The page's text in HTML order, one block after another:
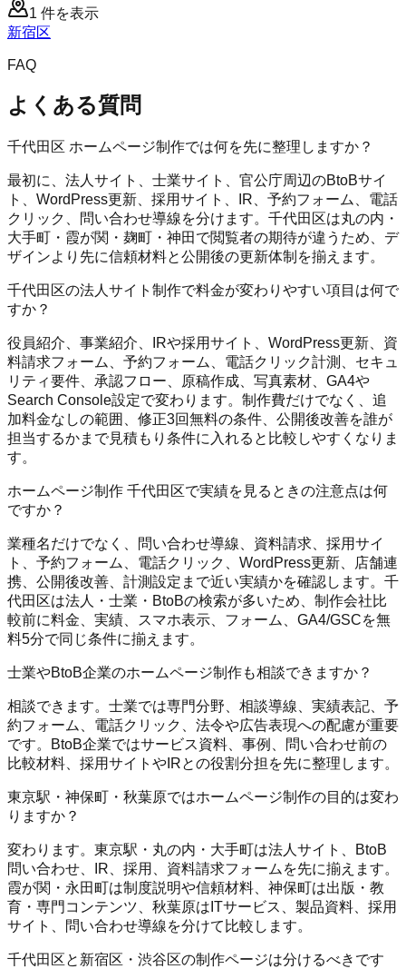
1 件を表示
新宿区
FAQ
よくある質問
千代田区 ホームページ制作では何を先に整理しますか？
最初に、法人サイト、士業サイト、官公庁周辺のBtoBサイ
ト、WordPress更新、採用サイト、IR、予約フォーム、電話
クリック、問い合わせ導線を分けます。千代田区は丸の内・
大手町・霞が関・麹町・神田で閲覧者の期待が違うため、デ
ザインより先に信頼材料と公開後の更新体制を揃えます。
千代田区の法人サイト制作で料金が変わりやすい項目は何で
すか？
役員紹介、事業紹介、IRや採用サイト、WordPress更新、資
料請求フォーム、予約フォーム、電話クリック計測、セキュ
リティ要件、承認フロー、原稿作成、写真素材、GA4や
Search Console設定で変わります。制作費だけでなく、追
加料金なしの範囲、修正3回無料の条件、公開後改善を誰が
担当するかまで見積もり条件に入れると比較しやすくなりま
す。
ホームページ制作 千代田区で実績を見るときの注意点は何
ですか？
業種名だけでなく、問い合わせ導線、資料請求、採用サイ
ト、予約フォーム、電話クリック、WordPress更新、店舗連
携、公開後改善、計測設定まで近い実績かを確認します。千
代田区は法人・士業・BtoBの検索が多いため、制作会社比
較前に料金、実績、スマホ表示、フォーム、GA4/GSCを無
料5分で同じ条件に揃えます。
士業やBtoB企業のホームページ制作も相談できますか？
相談できます。士業では専門分野、相談導線、実績表記、予
約フォーム、電話クリック、法令や広告表現への配慮が重要
です。BtoB企業ではサービス資料、事例、問い合わせ前の
比較材料、採用サイトやIRとの役割分担を先に整理します。
東京駅・神保町・秋葉原ではホームページ制作の目的は変わ
りますか？
変わります。東京駅・丸の内・大手町は法人サイト、BtoB
問い合わせ、IR、採用、資料請求フォームを先に揃えます。
霞が関・永田町は制度説明や信頼材料、神保町は出版・教
育・専門コンテンツ、秋葉原はITサービス、製品資料、採用
サイト、問い合わせ導線を分けて比較します。
千代田区と新宿区・渋谷区の制作ページは分けるべきです